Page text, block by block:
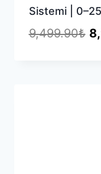
Sistemi |
9,499.90₺